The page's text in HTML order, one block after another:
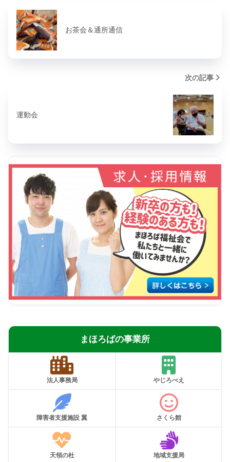
お茶会＆通所通信
次の記事
運動会
まほろばの事業所
法人事務局 やじろべえ
障害者支援施設 翼 さくら館
天領の杜 地域支援局